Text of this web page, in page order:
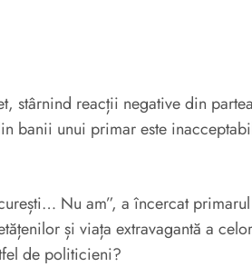
stârnind reacții negative din
banii unui primar este
Nu am”, a încercat
și viața extravagantă a
de politicieni?